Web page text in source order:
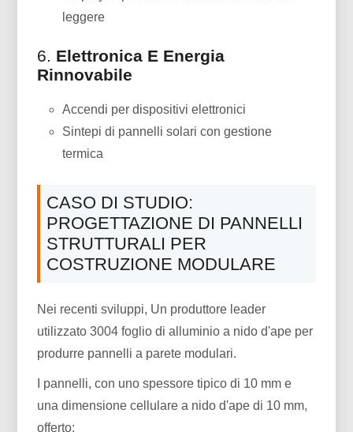
leggere
6. Elettronica E Energia
Rinnovabile
Accendi per dispositivi elettronici
Sintepi di pannelli solari con gestione
termica
CASO DI STUDIO:
PROGETTAZIONE DI PANNELLI
STRUTTURALI PER
COSTRUZIONE MODULARE
Nei recenti sviluppi, Un produttore leader
utilizzato 3004 foglio di alluminio a nido d'ape per
produrre pannelli a parete modulari.
I pannelli, con uno spessore tipico di 10 mm e
una dimensione cellulare a nido d'ape di 10 mm,
offerto: